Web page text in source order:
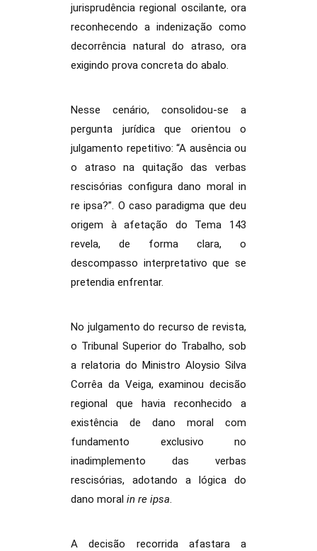
jurisprudência regional oscilante, ora
reconhecendo a indenização como
decorrência natural do atraso, ora
exigindo prova concreta do abalo.
Nesse cenário, consolidou-se a
pergunta jurídica que orientou o
julgamento repetitivo: “A ausência ou
o atraso na quitação das verbas
rescisórias configura dano moral in
re ipsa?”. O caso paradigma que deu
origem à afetação do Tema 143
revela, de forma clara, o
descompasso interpretativo que se
pretendia enfrentar.
No julgamento do recurso de revista,
o Tribunal Superior do Trabalho, sob
a relatoria do Ministro Aloysio Silva
Corrêa da Veiga, examinou decisão
regional que havia reconhecido a
existência de dano moral com
fundamento exclusivo no
inadimplemento das verbas
rescisórias, adotando a lógica do
dano moral in re ipsa.
A decisão recorrida afastara a